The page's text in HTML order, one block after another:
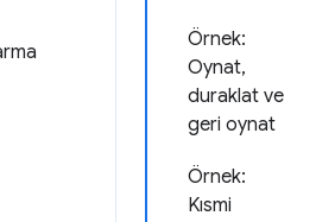
Örnek:
Oynat,
duraklat ve
geri oynat
Örnek:
Kısmi